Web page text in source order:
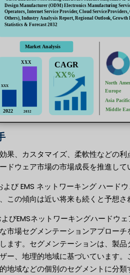
果、カスタマイズ、柔軟性などの利
ドウェア市場の市場成長を推進して
よび EMS ネットワーキング ハード
この傾向は近い将来も続くと予想さ
びEMSネットワーキングハードウ
市場セグメンテーションアプロー
ます。セグメンテーションは、製
ー、地理的地域に基づいています
地域などの個別のセグメントに分